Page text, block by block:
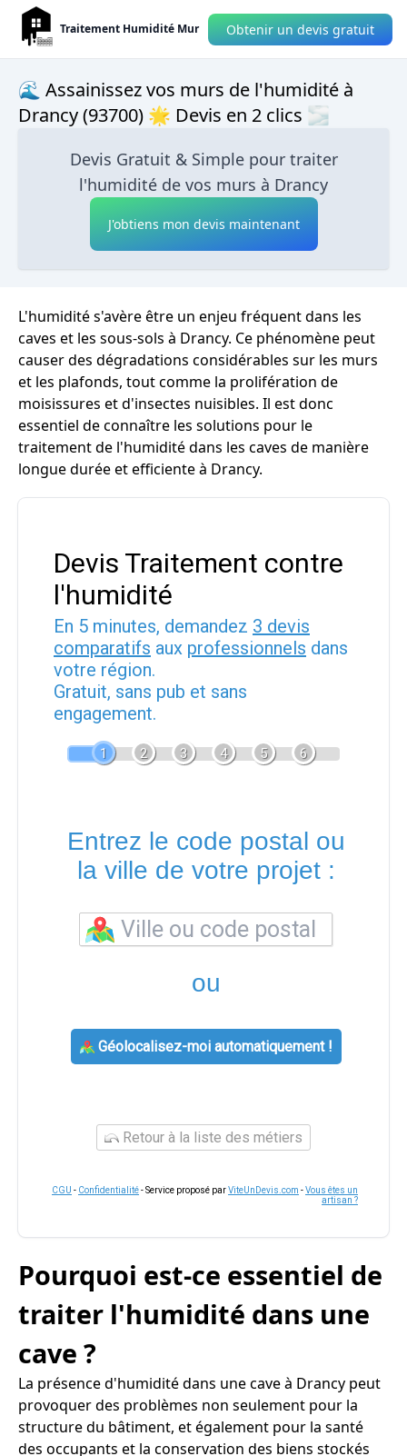
Traitement Humidité Mur Obtenir un devis gratuit
🌊 Assainissez vos murs de l'humidité à
Drancy (93700) 🌟 Devis en 2 clics 🌫
Devis Gratuit & Simple pour traiter
l'humidité de vos murs à Drancy
J'obtiens mon devis maintenant
L'humidité s'avère être un enjeu fréquent dans les
caves et les sous-sols à Drancy. Ce phénomène peut
causer des dégradations considérables sur les murs
et les plafonds, tout comme la prolifération de
moisissures et d'insectes nuisibles. Il est donc
essentiel de connaître les solutions pour le
traitement de l'humidité dans les caves de manière
longue durée et efficiente à Drancy.
Devis Traitement contre
l'humidité
En 5 minutes, demandez 3 devis
comparatifs aux professionnels dans
votre région.
Gratuit, sans pub et sans
engagement.
1 2 3 4 5 6
Entrez le code postal ou
la ville de votre projet :
ou
Géolocalisez-moi automatiquement !
Retour à la liste des métiers
CGU - Confidentialité- Service proposé parViteUnDevis.com -Vous êtes un
artisan ?
Pourquoi est-ce essentiel de
traiter l'humidité dans une
cave ?
La présence d'humidité dans une cave à Drancy peut
provoquer des problèmes non seulement pour la
structure du bâtiment, et également pour la santé
des occupants et la conservation des biens stockés